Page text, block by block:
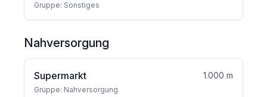
Gruppe: Sonstiges
Nahversorgung
Supermarkt 1.000 m
Gruppe: Nahversorgung